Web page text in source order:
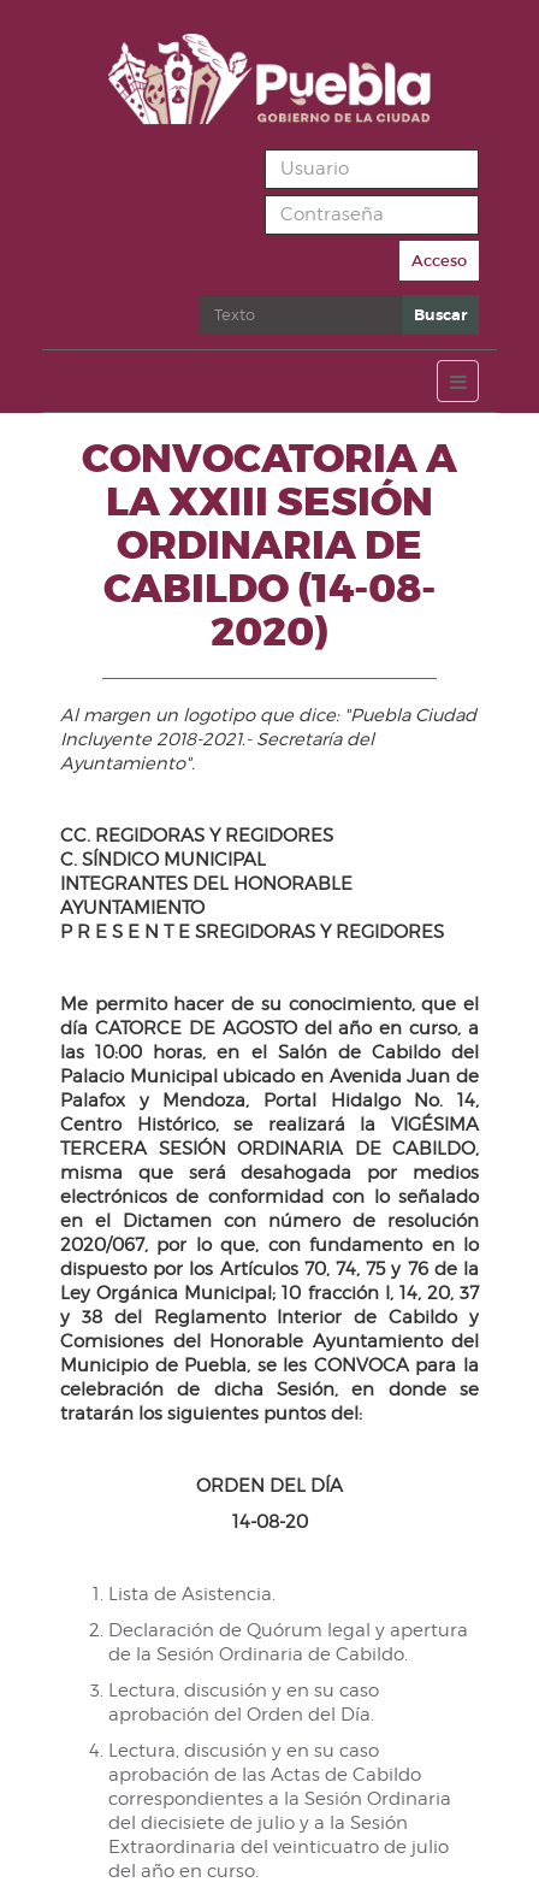
Acceso
Buscar Buscar
CONVOCATORIA A
LA XXIII SESIÓN
ORDINARIA DE
CABILDO (14-08-
2020)
Al margen un logotipo que dice: "Puebla Ciudad
Incluyente 2018-2021.- Secretaría del
Ayuntamiento".
CC. REGIDORAS Y REGIDORES
C. SÍNDICO MUNICIPAL
INTEGRANTES DEL HONORABLE
AYUNTAMIENTO
P R E S E N T E SREGIDORAS Y REGIDORES
Me permito hacer de su conocimiento, que el
día CATORCE DE AGOSTO del año en curso, a
las 10:00 horas, en el Salón de Cabildo del
Palacio Municipal ubicado en Avenida Juan de
Palafox y Mendoza, Portal Hidalgo No. 14,
Centro Histórico, se realizará la VIGÉSIMA
TERCERA SESIÓN ORDINARIA DE CABILDO,
misma que será desahogada por medios
electrónicos de conformidad con lo señalado
en el Dictamen con número de resolución
2020/067, por lo que, con fundamento en lo
dispuesto por los Artículos 70, 74, 75 y 76 de la
Ley Orgánica Municipal; 10 fracción I, 14, 20, 37
y 38 del Reglamento Interior de Cabildo y
Comisiones del Honorable Ayuntamiento del
Municipio de Puebla, se les CONVOCA para la
celebración de dicha Sesión, en donde se
tratarán los siguientes puntos del:
ORDEN DEL DÍA
14-08-20
Lista de Asistencia.
Declaración de Quórum legal y apertura
de la Sesión Ordinaria de Cabildo.
Lectura, discusión y en su caso
aprobación del Orden del Día.
Lectura, discusión y en su caso
aprobación de las Actas de Cabildo
correspondientes a la Sesión Ordinaria
del diecisiete de julio y a la Sesión
Extraordinaria del veinticuatro de julio
del año en curso.